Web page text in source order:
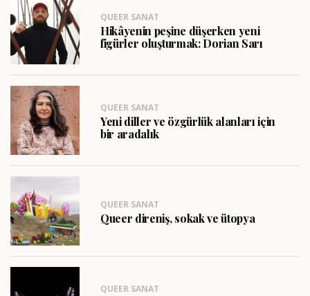
QUEER SANAT
Hikâyenin peşine düşerken yeni
figürler oluşturmak: Dorian Sarı
QUEER SANAT
Yeni diller ve özgürlük alanları için
bir aradalık
QUEER SANAT
Queer direniş, sokak ve ütopya
QUEER SANAT